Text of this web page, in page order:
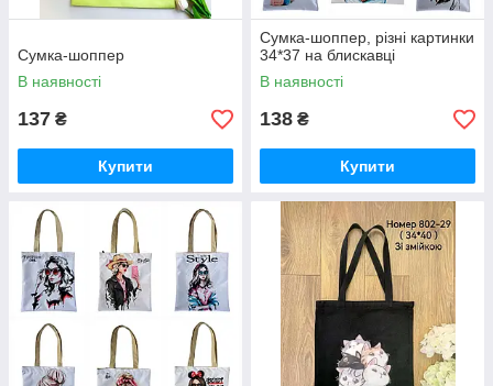
Сумка-шоппер
В наявності
137 ₴
Купити
Сумка-шоппер, різні картинки
34*37 на блискавці
В наявності
138 ₴
Купити